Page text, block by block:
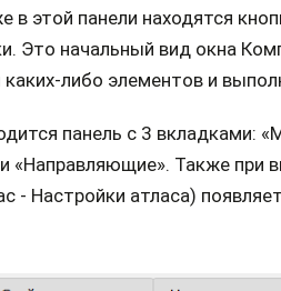
в этой панели находятся
Это начальный вид окна
либо элементов и
панель c 3 вкладками:
«Направляющие». Также при
- Настройки атласа)